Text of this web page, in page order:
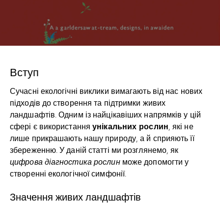
Вступ
Сучасні екологічні виклики вимагають від нас нових
підходів до створення та підтримки живих
ландшафтів. Одним із найцікавіших напрямків у цій
сфері є використанняунікальних рослин , які не
лише прикрашають нашу природу, а й сприяють її
збереженню. У даній статті ми розглянемо, як
цифрова діагностика рослинможе допомогти у
створенні екологічної симфонії.
Значення живих ландшафтів